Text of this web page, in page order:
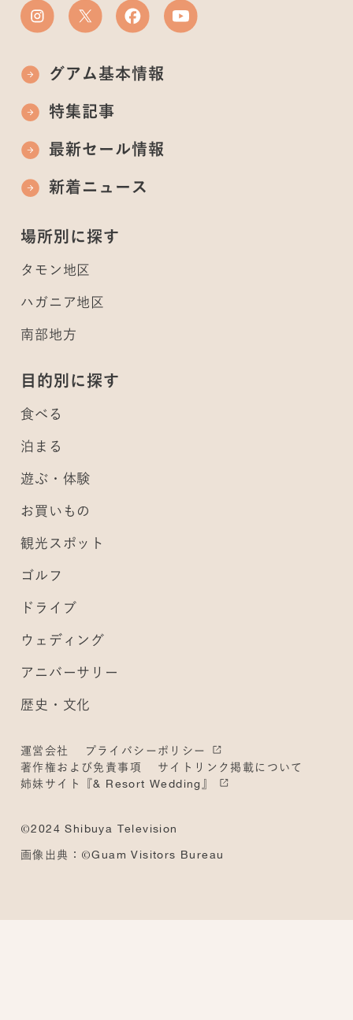
グアム基本情報
特集記事
最新セール情報
新着ニュース
場所別に探す
タモン地区
ハガニア地区
南部地方
目的別に探す
食べる
泊まる
遊ぶ・体験
お買いもの
観光スポット
ゴルフ
ドライブ
ウェディング
アニバーサリー
歴史・文化
運営会社
プライバシーポリシー
著作権および免責事項
サイトリンク掲載について
姉妹サイト『& Resort Wedding』
©2024 Shibuya Television
画像出典：©Guam Visitors Bureau